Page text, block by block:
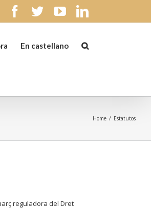
facebook
twitteryoutubelinkedin
En castellano
Home / Estatutos
reguladora del Dret